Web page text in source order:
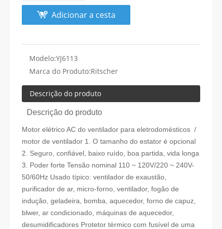
Adicionar a cesta
Modelo:YJ6113
Marca do Produto:Ritscher
Descrição do produto
Descrição do produto
Motor elétrico AC do ventilador para eletrodomésticos /
motor de ventilador 1. O tamanho do estator é opcional
2. Seguro, confiável, baixo ruído, boa partida, vida longa
3. Poder forte Tensão nominal 110 ~ 120V/220 ~ 240V-
50/60Hz Usado típico: ventilador de exaustão,
purificador de ar, micro-forno, ventilador, fogão de
indução, geladeira, bomba, aquecedor, forno de capuz,
blwer, ar condicionado, máquinas de aquecedor,
desumidificadores Protetor térmico com fusível de uma